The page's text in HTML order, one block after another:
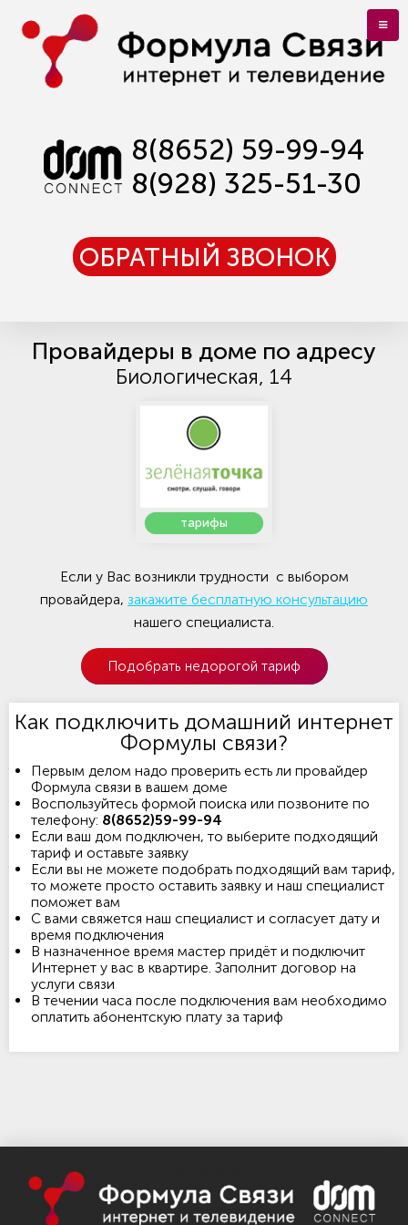
8(8652) 59-99-94
8(928) 325-51-30
ОБРАТНЫЙ ЗВОНОК
Провайдеры в доме по адресу
Биологическая, 14
тарифы
Если у Вас возникли трудности с выбором
провайдера, закажите бесплатную консультацию
нашего специалиста.
Подобрать недорогой тариф
Как подключить домашний интернет
Формулы связи?
Первым делом надо проверить есть ли провайдер
Формула связи в вашем доме
Воспользуйтесь формой поиска или позвоните по
телефону: 8(8652)59-99-94
Если ваш дом подключен, то выберите подходящий
тариф и оставьте заявку
Если вы не можете подобрать подходящий вам тариф,
то можете просто оставить заявку и наш специалист
поможет вам
С вами свяжется наш специалист и согласует дату и
время подключения
В назначенное время мастер придёт и подключит
Интернет у вас в квартире. Заполнит договор на
услуги связи
В течении часа после подключения вам необходимо
оплатить абонентскую плату за тариф